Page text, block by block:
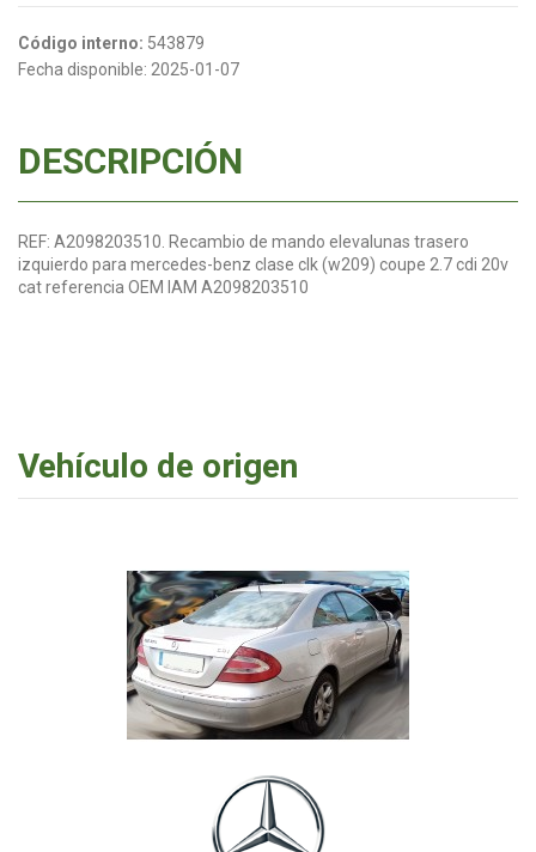
Código interno: 543879
Fecha disponible: 2025-01-07
DESCRIPCIÓN
REF: A2098203510. Recambio de mando elevalunas trasero
izquierdo para mercedes-benz clase clk (w209) coupe 2.7 cdi 20v
cat referencia OEM IAM A2098203510
Vehículo de origen